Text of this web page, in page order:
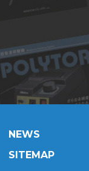
NEWS
SITEMAP